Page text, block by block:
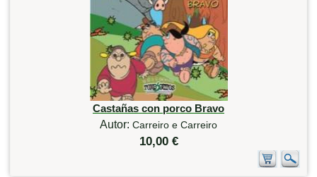
Castañas con porco Bravo
Autor: Carreiro e Carreiro
10,00 €